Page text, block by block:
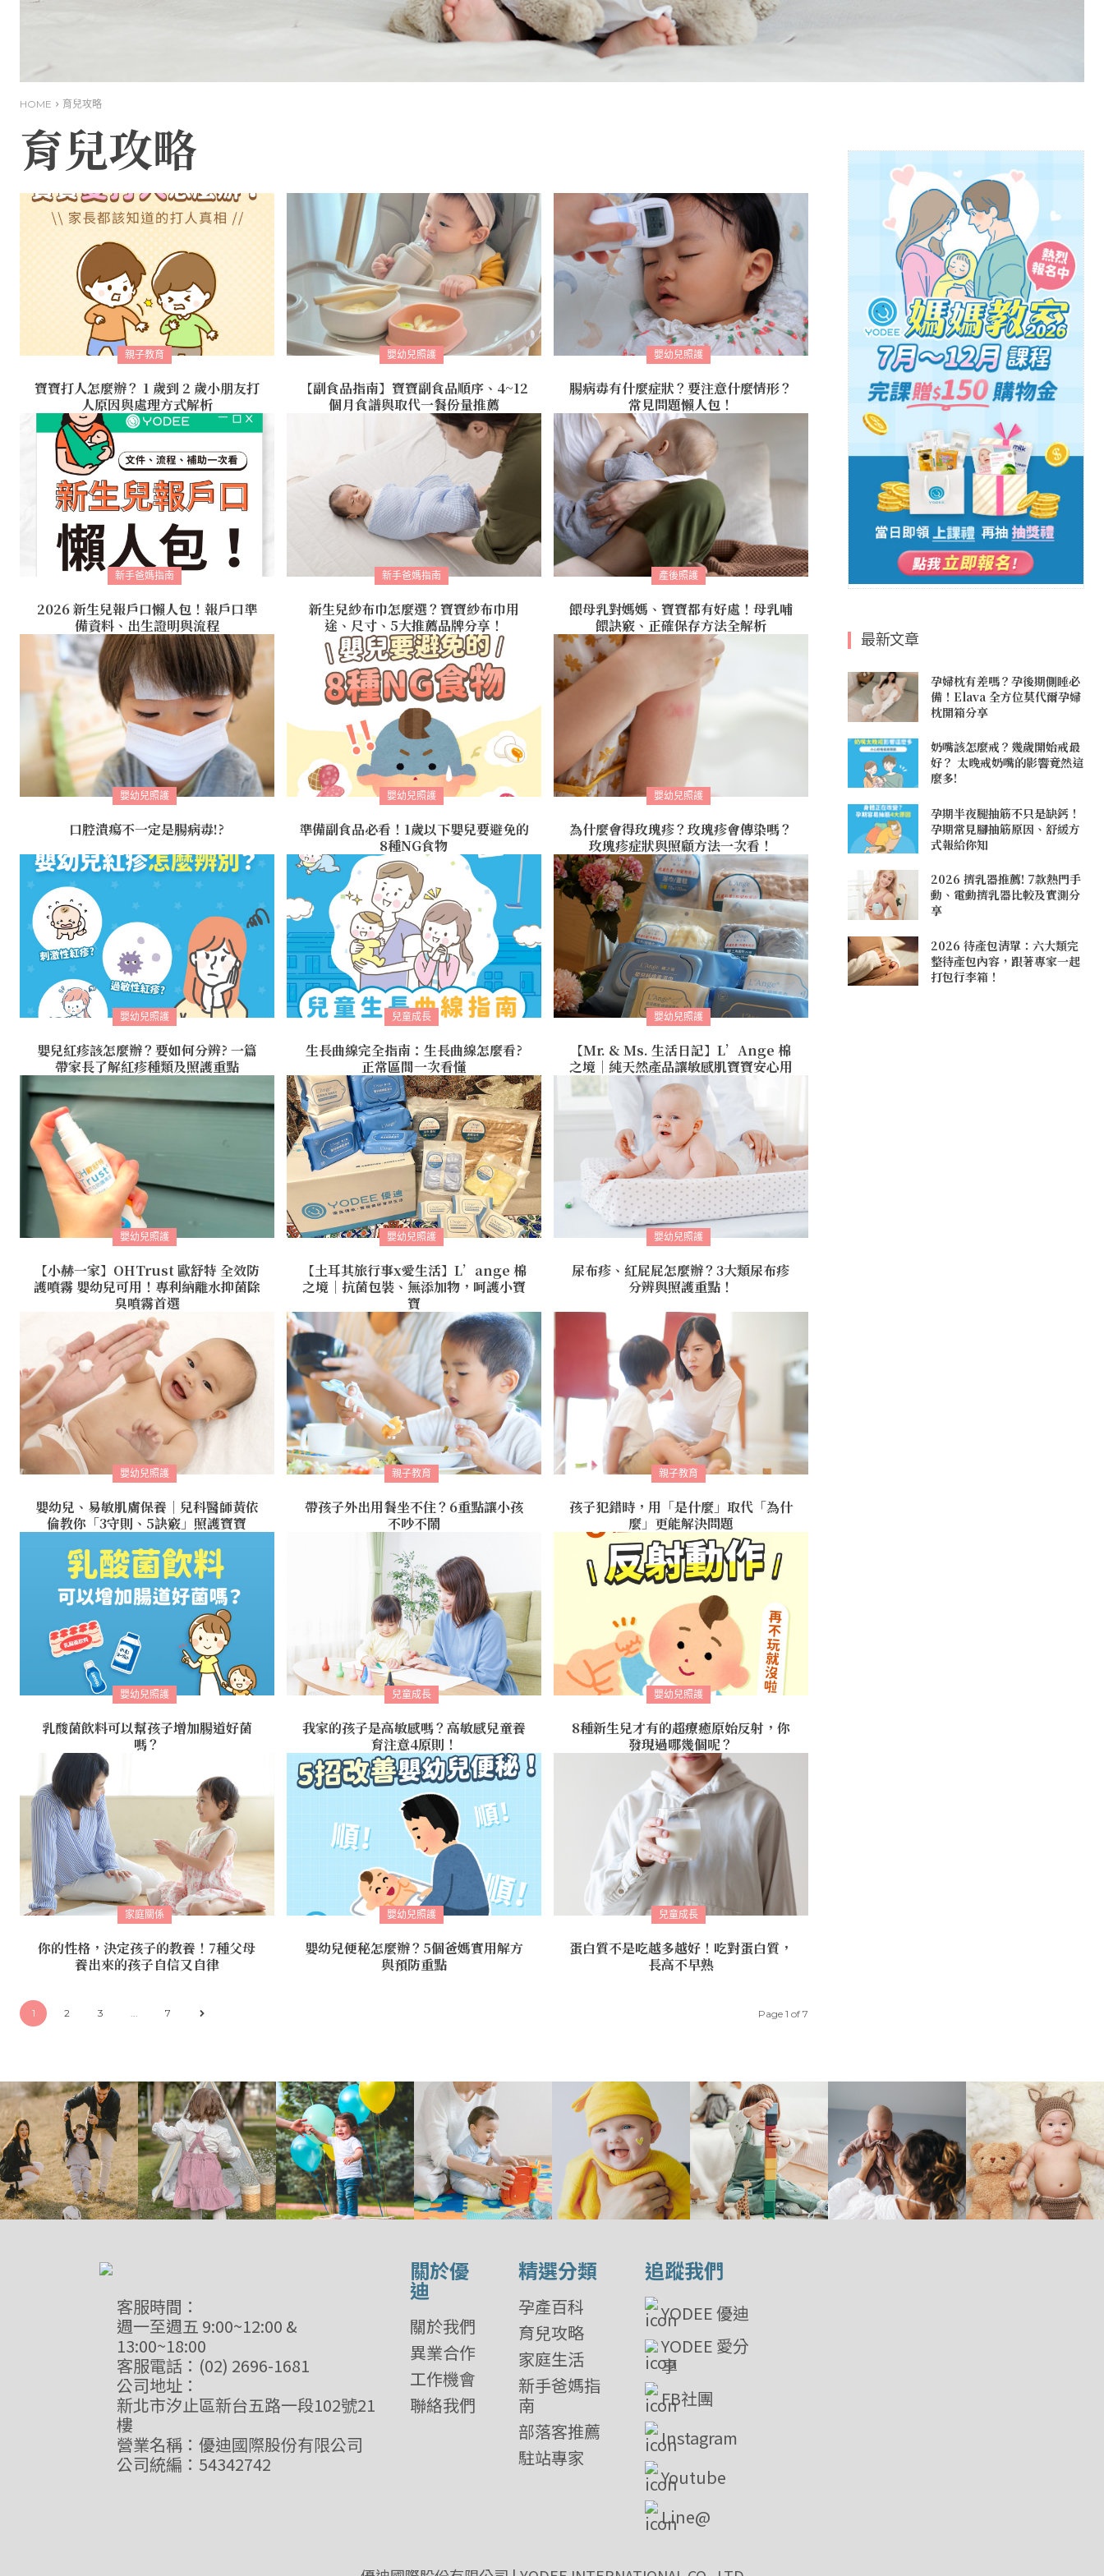
HOME 育兒攻略
育兒攻略
親子教育
寶寶打人怎麼辦？ 1 歲到 2 歲小朋友打
人原因與處理方式解析
嬰幼兒照護
【副食品指南】寶寶副食品順序、4~12
個月食譜與取代一餐份量推薦
嬰幼兒照護
腸病毒有什麼症狀？要注意什麼情形？
常見問題懶人包！
新手爸媽指南
2026 新生兒報戶口懶人包！報戶口準
備資料、出生證明與流程
新手爸媽指南
新生兒紗布巾怎麼選？寶寶紗布巾用
途、尺寸、5大推薦品牌分享！
產後照護
餵母乳對媽媽、寶寶都有好處！母乳哺
餵訣竅、正確保存方法全解析
嬰幼兒照護
口腔潰瘍不一定是腸病毒!?
嬰幼兒照護
準備副食品必看！1歲以下嬰兒要避免的
8種NG食物
嬰幼兒照護
為什麼會得玫瑰疹？玫瑰疹會傳染嗎？
玫瑰疹症狀與照顧方法一次看！
嬰幼兒照護
嬰兒紅疹該怎麼辦？要如何分辨? 一篇
帶家長了解紅疹種類及照護重點
兒童成長
生長曲線完全指南：生長曲線怎麼看?
正常區間一次看懂
嬰幼兒照護
【Mr. & Ms. 生活日記】L’Ange 棉
之境｜純天然產品讓敏感肌寶寶安心用
嬰幼兒照護
【小赫一家】OHTrust 歐舒特 全效防
護噴霧 嬰幼兒可用！專利納離水抑菌除
臭噴霧首選
嬰幼兒照護
【土耳其旅行事x愛生活】L’ange 棉
之境｜抗菌包裝、無添加物，呵護小寶
寶
嬰幼兒照護
尿布疹、紅屁屁怎麼辦？3大類尿布疹
分辨與照護重點！
嬰幼兒照護
嬰幼兒、易敏肌膚保養｜兒科醫師黃依
倫教你「3守則、5訣竅」照護寶寶
親子教育
帶孩子外出用餐坐不住？6重點讓小孩
不吵不鬧
親子教育
孩子犯錯時，用「是什麼」取代「為什
麼」更能解決問題
嬰幼兒照護
乳酸菌飲料可以幫孩子增加腸道好菌
嗎？
兒童成長
我家的孩子是高敏感嗎？高敏感兒童養
育注意4原則！
嬰幼兒照護
8種新生兒才有的超療癒原始反射，你
發現過哪幾個呢？
家庭關係
你的性格，決定孩子的教養！7種父母
養出來的孩子自信又自律
嬰幼兒照護
嬰幼兒便秘怎麼辦？5個爸媽實用解方
與預防重點
兒童成長
蛋白質不是吃越多越好！吃對蛋白質，
長高不早熟
1 2 3 ... 7 Page 1 of 7
最新文章
孕婦枕有差嗎？孕後期側睡必
備！Elava 全方位莫代爾孕婦
枕開箱分享
奶嘴該怎麼戒？幾歲開始戒最
好？ 太晚戒奶嘴的影響竟然這
麼多!
孕期半夜腿抽筋不只是缺鈣！
孕期常見腳抽筋原因、舒緩方
式報給你知
2026 擠乳器推薦! 7款熱門手
動、電動擠乳器比較及實測分
享
2026 待產包清單：六大類完
整待產包內容，跟著專家一起
打包行李箱！
客服時間：
週一至週五 9:00~12:00 &
13:00~18:00
客服電話：(02) 2696-1681
公司地址：
新北市汐止區新台五路一段102號21
樓
營業名稱：優迪國際股份有限公司
公司統編：54342742
關於優
迪
關於我們
異業合作
工作機會
聯絡我們
精選分類
孕產百科
育兒攻略
家庭生活
新手爸媽指
南
部落客推薦
駐站專家
追蹤我們
YODEE 優迪
YODEE 愛分
享
FB社團
Instagram
Youtube
Line@